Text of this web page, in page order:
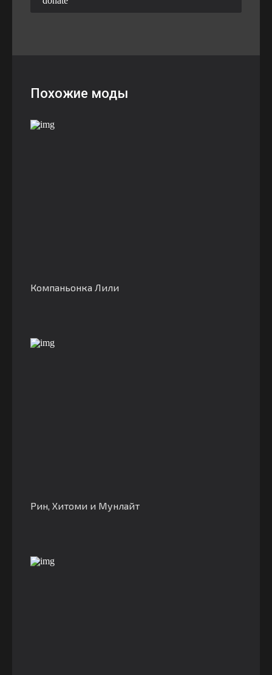
Похожие моды
Компаньонка Лили
Рин, Хитоми и Мунлайт